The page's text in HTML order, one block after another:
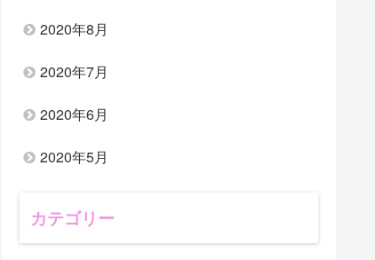
2020年8月
2020年7月
2020年6月
2020年5月
カテゴリー